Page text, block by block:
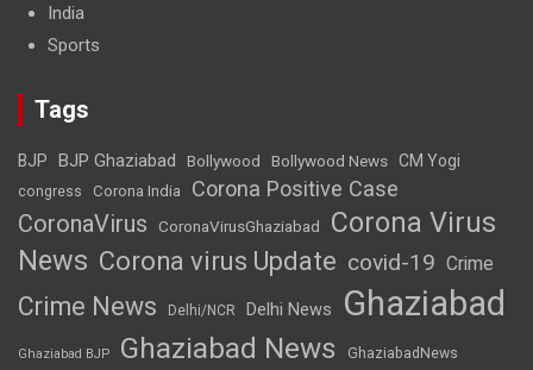
India
Sports
Tags
BJP BJP Ghaziabad Bollywood Bollywood News CM Yogi
congress Corona India Corona Positive Case
CoronaVirus CoronaVirusGhaziabad
Corona Virus
News Corona virus Update covid-19 Crime
Crime News Delhi/NCR Delhi News Ghaziabad
Ghaziabad BJP Ghaziabad News GhaziabadNews